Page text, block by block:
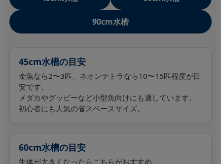
90cm水槽
45cm水槽の目安
金魚なら2〜3匹、ネオンテトラなら10〜15匹程度が目
安です。
メダカやグッピーなど小型魚向けにも適しています。
初心者にも人気の省スペースサイズ。
60cm水槽の目安
生体が大きくなったらこちらがおすすめ。